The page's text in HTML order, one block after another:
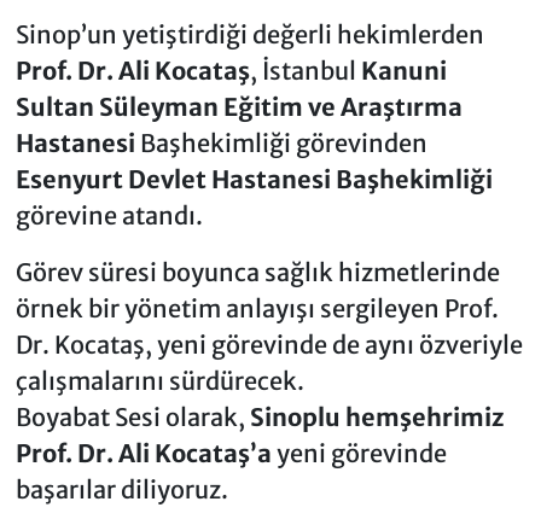
Sinop’un yetiştirdiği değerli hekimlerden
Prof. Dr. Ali Kocataş, İstanbul Kanuni
Sultan Süleyman Eğitim ve Araştırma
Hastanesi Başhekimliği görevinden
Esenyurt Devlet Hastanesi Başhekimliği
görevine atandı.
Görev süresi boyunca sağlık hizmetlerinde
örnek bir yönetim anlayışı sergileyen Prof.
Dr. Kocataş, yeni görevinde de aynı özveriyle
çalışmalarını sürdürecek.
Boyabat Sesi olarak, Sinoplu hemşehrimiz
Prof. Dr. Ali Kocataş’a yeni görevinde
başarılar diliyoruz.